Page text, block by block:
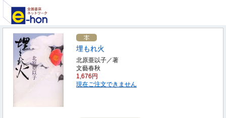
埋もれ火
北原亜以子／著
文藝春秋
1,676円
現在ご注文できません